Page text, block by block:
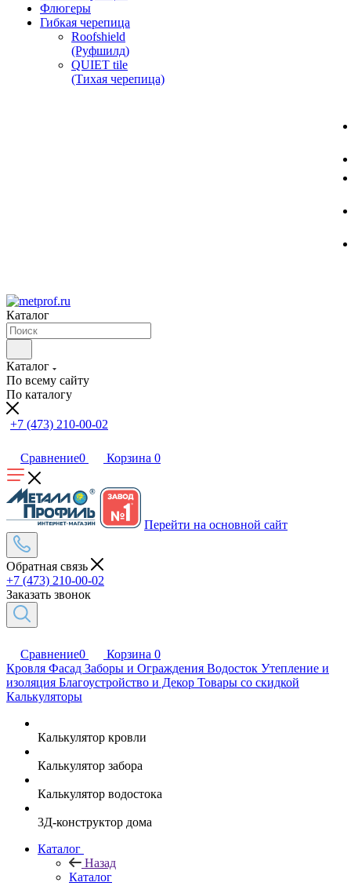
Флюгеры
Гибкая черепица
Roofshield
(Руфшилд)
QUIET tile
(Тихая черепица)
Каталог
Каталог
По всему сайту
По каталогу
+7 (473) 210-00-02
Сравнение0 Корзина 0
Перейти на основной сайт
Обратная связь
+7 (473) 210-00-02
Заказать звонок
Сравнение0 Корзина 0
Кровля Фасад Заборы и Ограждения Водосток Утепление и
изоляция Благоустройство и Декор Товары со скидкой
Калькуляторы
Калькулятор кровли
Калькулятор забора
Калькулятор водостока
3Д-конструктор дома
Каталог
Назад
Каталог